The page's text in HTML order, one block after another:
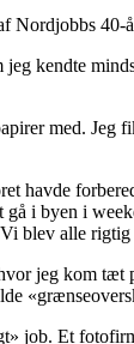
Nordjobbs 40-
kendte
med.
havde
i byen i
blev alle rigtig
jeg kom
job. Et